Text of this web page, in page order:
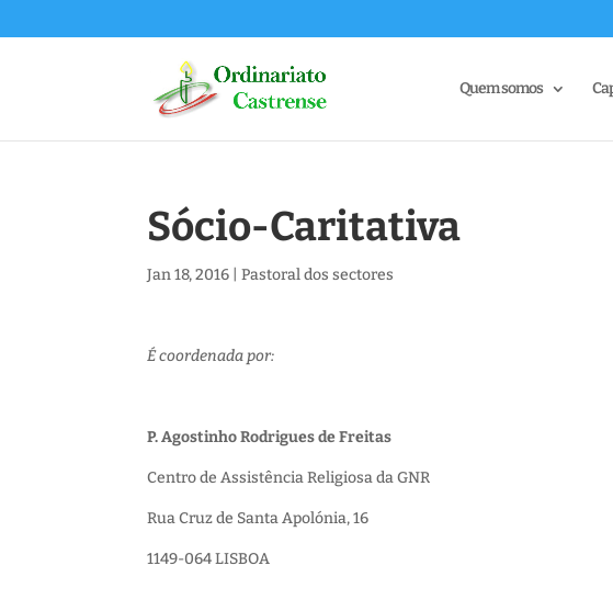
Quem somos
Sócio-Caritativa
Jan 18, 2016 |Pastoral dos sectores
É coordenada por:
P. Agostinho Rodrigues de Freitas
Centro de Assistência Religiosa da GNR
Rua Cruz de Santa Apolónia, 16
1149-064 LISBOA